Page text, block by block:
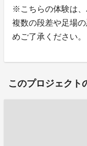
※こちらの体験は、
複数の段差や足場
めご了承ください。
このプロジェクト